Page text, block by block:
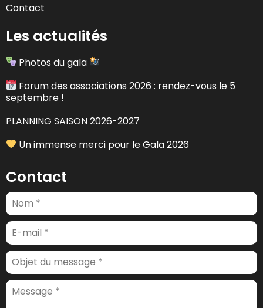
Contact
Les actualités
Photos du gala
Forum des associations 2026 : rendez-vous le 5
septembre !
PLANNING SAISON 2026-2027
Un immense merci pour le Gala 2026
Contact